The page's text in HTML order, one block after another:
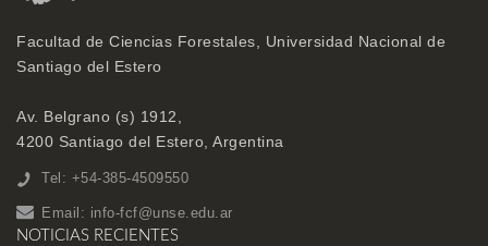
Facultad de Ciencias Forestales, Universidad Nacional de
Santiago del Estero
Av. Belgrano (s) 1912,
4200 Santiago del Estero, Argentina
Tel: +54-385-4509550
Email: info-fcf@unse.edu.ar
NOTICIAS RECIENTES